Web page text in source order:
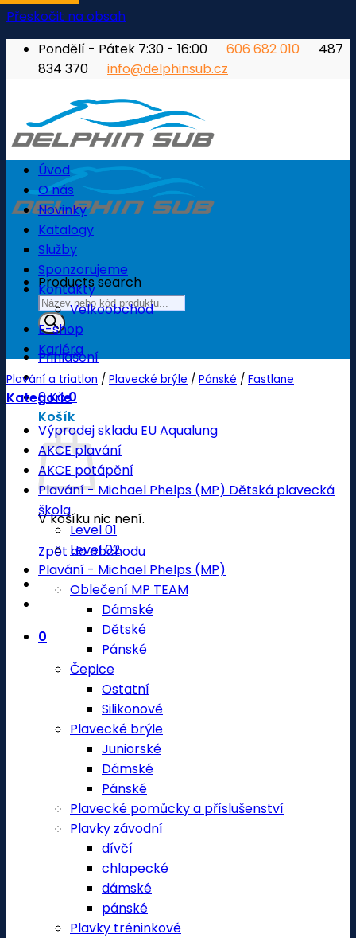
Přeskočit na obsah
Pondělí - Pátek 7:30 - 16:00
606 682 010
487
834 370
info@delphinsub.cz
Products search
Přihlášení
0Kč0
Košík
V košíku nic není.
Zpět do obchodu
0
Úvod
O nás
Novinky
Katalogy
Služby
Sponzorujeme
Kontakty
Velkoobchod
E-shop
Kariéra
Plavání a triatlon / Plavecké brýle / Pánské / Fastlane
Kategorie
Výprodej skladu EU Aqualung
AKCE plavání
AKCE potápění
Plavání - Michael Phelps (MP) Dětská plavecká
škola
Level 01
Level 02
Plavání - Michael Phelps (MP)
Oblečení MP TEAM
Dámské
Dětské
Pánské
Čepice
Ostatní
Silikonové
Plavecké brýle
Juniorské
Dámské
Pánské
Plavecké pomůcky a příslušenství
Plavky závodní
dívčí
chlapecké
dámské
pánské
Plavky tréninkové